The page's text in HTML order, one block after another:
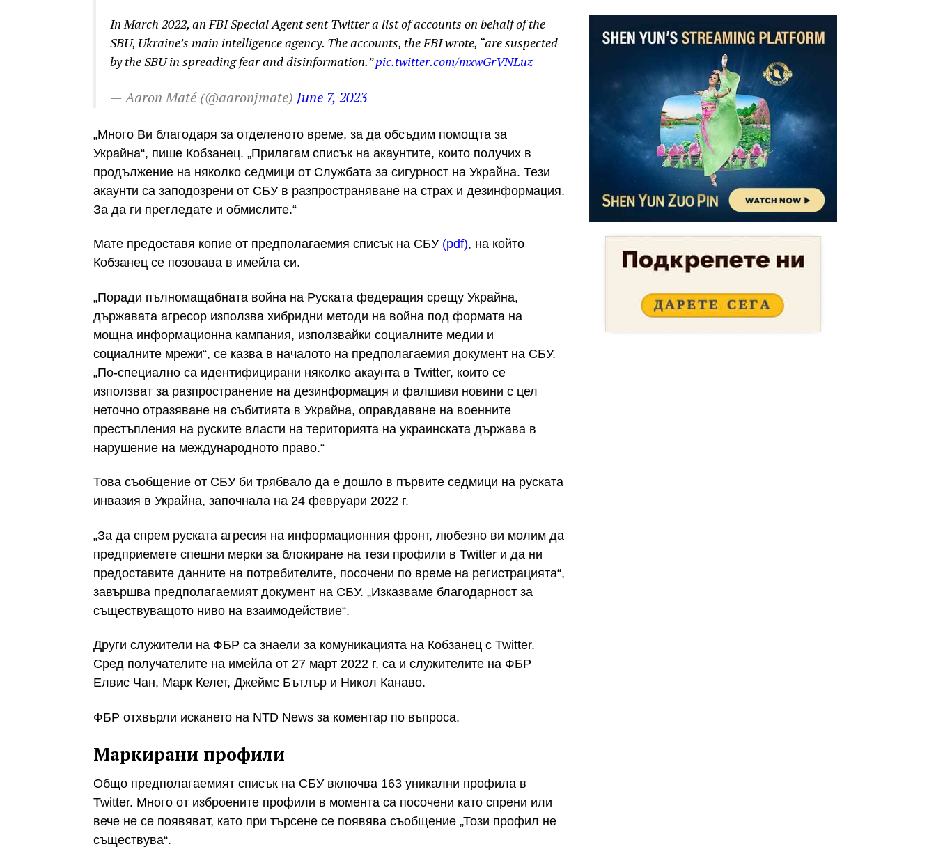
In March 2022, an FBI Special Agent sent Twitter a list of accounts on behalf of the
SBU, Ukraine’s main intelligence agency. The accounts, the FBI wrote, “are suspected
by the SBU in spreading fear and disinformation.”pic.twitter.com/mxwGrVNLuz
— Aaron Maté (@aaronjmate) June 7, 2023
„Много Ви благодаря за отделеното време, за да обсъдим помощта за
Украйна“, пише Кобзанец. „Прилагам списък на акаунтите, които получих в
продължение на няколко седмици от Службата за сигурност на Украйна. Тези
акаунти са заподозрени от СБУ в разпространяване на страх и дезинформация.
За да ги прегледате и обмислите.“
Мате предоставя копие от предполагаемия списък на СБУ (pdf), на който
Кобзанец се позовава в имейла си.
„Поради пълномащабната война на Руската федерация срещу Украйна,
държавата агресор използва хибридни методи на война под формата на
мощна информационна кампания, използвайки социалните медии и
социалните мрежи“, се казва в началото на предполагаемия документ на СБУ.
„По-специално са идентифицирани няколко акаунта в Twitter, които се
използват за разпространение на дезинформация и фалшиви новини с цел
неточно отразяване на събитията в Украйна, оправдаване на военните
престъпления на руските власти на територията на украинската държава в
нарушение на международното право.“
Това съобщение от СБУ би трябвало да е дошло в първите седмици на руската
инвазия в Украйна, започнала на 24 февруари 2022 г.
„За да спрем руската агресия на информационния фронт, любезно ви молим да
предприемете спешни мерки за блокиране на тези профили в Twitter и да ни
предоставите данните на потребителите, посочени по време на регистрацията“,
завършва предполагаемият документ на СБУ. „Изказваме благодарност за
съществуващото ниво на взаимодействие“.
Други служители на ФБР са знаели за комуникацията на Кобзанец с Twitter.
Сред получателите на имейла от 27 март 2022 г. са и служителите на ФБР
Елвис Чан, Марк Келет, Джеймс Бътлър и Никол Канаво.
ФБР отхвърли искането на NTD News за коментар по въпроса.
Маркирани профили
Общо предполагаемият списък на СБУ включва 163 уникални профила в
Twitter. Много от изброените профили в момента са посочени като спрени или
вече не се появяват, като при търсене се появява съобщение „Този профил не
съществува“.